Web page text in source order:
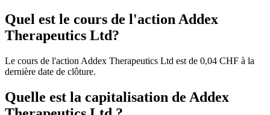
Quel est le cours de l'action Addex
Therapeutics Ltd?
Le cours de l'action Addex Therapeutics Ltd est de 0,04 CHF à la
dernière date de clôture.
Quelle est la capitalisation de Addex